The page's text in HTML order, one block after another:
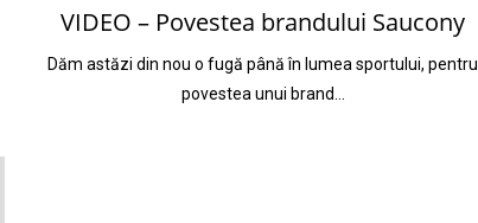
VIDEO – Povestea brandului Saucony
Dăm astăzi din nou o fugă până în lumea sportului, pentru
povestea unui brand…